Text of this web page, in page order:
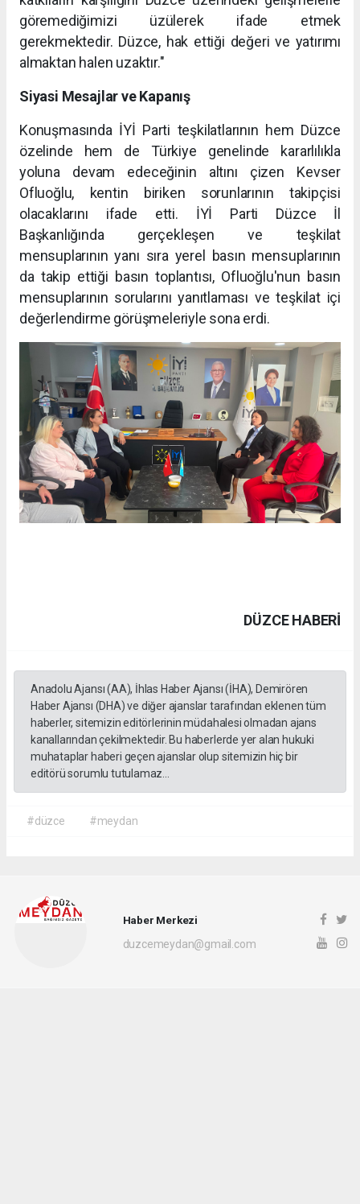
göremediğimizi üzülerek ifade etmek
gerekmektedir. Düzce, hak ettiği değeri ve yatırımı
almaktan halen uzaktır."
Siyasi Mesajlar ve Kapanış
Konuşmasında İYİ Parti teşkilatlarının hem Düzce
özelinde hem de Türkiye genelinde kararlılıkla
yoluna devam edeceğinin altını çizen Kevser
Ofluoğlu, kentin biriken sorunlarının takipçisi
olacaklarını ifade etti. İYİ Parti Düzce İl
Başkanlığında gerçekleşen ve teşkilat
mensuplarının yanı sıra yerel basın mensuplarının
da takip ettiği basın toplantısı, Ofluoğlu'nun basın
mensuplarının sorularını yanıtlaması ve teşkilat içi
değerlendirme görüşmeleriyle sona erdi.
DÜZCE HABERİ
Anadolu Ajansı (AA), İhlas Haber Ajansı (İHA), Demirören
Haber Ajansı (DHA) ve diğer ajanslar tarafından eklenen tüm
haberler, sitemizin editörlerinin müdahalesi olmadan ajans
kanallarından çekilmektedir. Bu haberlerde yer alan hukuki
muhataplar haberi geçen ajanslar olup sitemizin hiç bir
editörü sorumlu tutulamaz...
#düzce #meydan
Haber Merkezi
duzcemeydan@gmail.com